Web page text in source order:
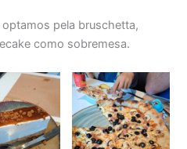
pela bruschetta,
como sobremesa.